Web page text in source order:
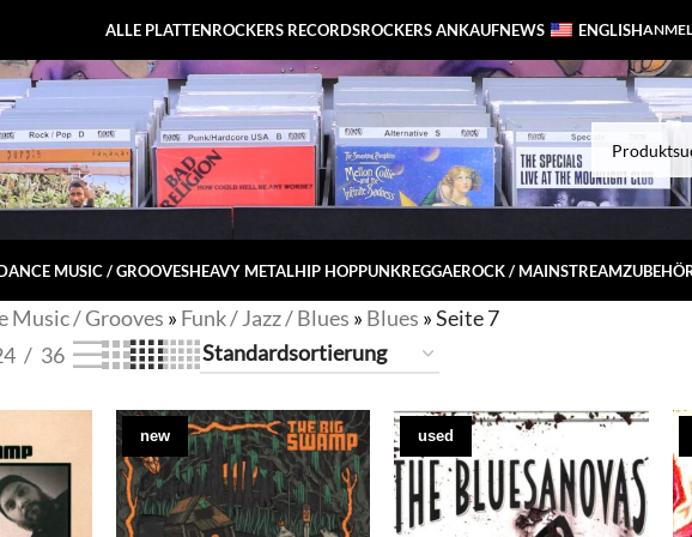
ALLE PLATTENROCKERS RECORDSROCKERS ANKAUFNEWS ENGLISH
MUSIC / GROOVESHEAVY METALHIP HOPPUNKREGGAEROCK / MAINSTREAM
Music / Grooves » Funk / Jazz / Blues » Blues »Seite 7
36
new used